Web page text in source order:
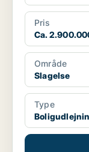
Pris
Ca.
Område
Slagelse
Type